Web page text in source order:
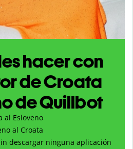
hacer con
de Croata
de Quillbot
al Esloveno
al Croata
descargar ninguna aplicación